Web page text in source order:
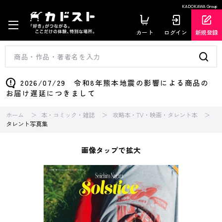
KADOKAWA Group
カート ログイン 新規登録
2026/07/29 令和8年熊本地震の影響による商品の
お届け遅延につきまして
ホーム 本・コミック・雑誌
攻略本・TV・映画・タレント本
タレント写真集
画像タップで拡大